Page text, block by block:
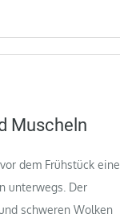
Muscheln
dem Frühstück eine
unterwegs. Der
schweren Wolken